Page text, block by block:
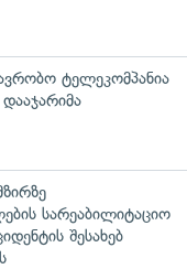
ტელეკომპანია
სარეაბილიტაციო
შესახებ